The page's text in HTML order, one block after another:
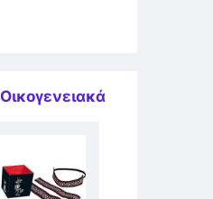
Οικογενειακά